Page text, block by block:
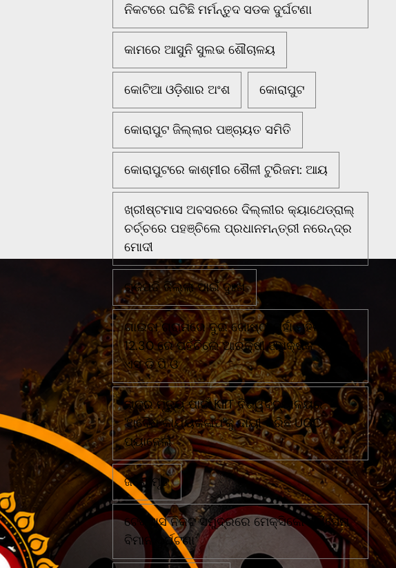
ନିକଟରେ ଘଟିଛି ମର୍ମନ୍ତୁଦ ସଡକ ଦୁର୍ଘଟଣା
କାମରେ ଆସୁନି ସୁଲଭ ଶୌଚାଳୟ
କୋଟିଆ ଓଡ଼ିଶାର ଅଂଶ କୋରାପୁଟ
କୋରାପୁଟ ଜିଲ୍ଲାର ପଞ୍ଚାୟତ ସମିତି
କୋରାପୁଟରେ କାଶ୍ମୀର ଶୈଳୀ ଟୁରିଜମ: ଆୟ
ଖ୍ରୀଷ୍ଟମାସ ଅବସରରେ ଦିଲ୍ଲୀର କ୍ୟାଥେଡ୍ରାଲ୍
ଚର୍ଚ୍ଚରେ ପହଞ୍ଚିଲେ ପ୍ରଧାନମନ୍ତ୍ରୀ ନରେନ୍ଦ୍ର
ମୋଦୀ
ଗଜପତି ଜିଲ୍ଲା ପାଇଁ ଦୁଃଖ
ଗାଇବା ଗ୍ରାମରେ ଦୁଇ ଗୋଷ୍ଠୀ ମୁହାଁ ମୁହିଁରାତି
12.30 ରେ ପହଁଚିଲେ ଆରକ୍ଷୀ ଅଧିକ୍ଷକ ଏବଂ
ଏସ ଡି ପି ଓ
ଛାତ୍ର ମୃତ୍ୟୁ ପାଇଁ KIIT ବିଶ୍ୱବିଦ୍ୟାଳୟର
'ଅବୈଧ କାର୍ଯ୍ୟକଳାପ'କୁ ଦାୟୀ କରିଛି UGC
ପ୍ୟାନେଲ
ଜଣେ ମୃତ
ଟେକ୍ସାସ ନିକଟ ସମୁଦ୍ରରେ ମେକ୍ସିକୋ ନୌସେନା
ବିମାନ ଦୁର୍ଘଟଣା